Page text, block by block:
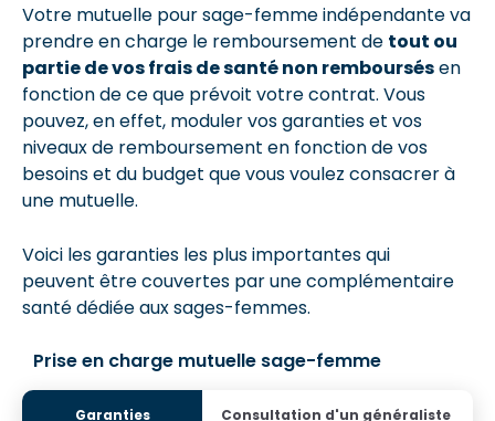
Votre mutuelle pour sage-femme indépendante va
prendre en charge le remboursement de tout ou
partie de vos frais de santé non remboursésen
fonction de ce que prévoit votre contrat. Vous
pouvez, en effet, moduler vos garanties et vos
niveaux de remboursement en fonction de vos
besoins et du budget que vous voulez consacrer à
une mutuelle.
Voici les garanties les plus importantes qui
peuvent être couvertes par une complémentaire
santé dédiée aux sages-femmes.
Prise en charge mutuelle sage-femme
Consultation d'un généraliste